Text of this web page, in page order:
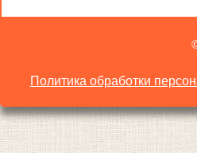
Политика обработки